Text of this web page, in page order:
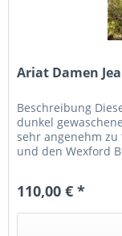
Ariat Damen
Beschreibung
dunkel
sehr angenehm
und den Wexford
110,00 € *